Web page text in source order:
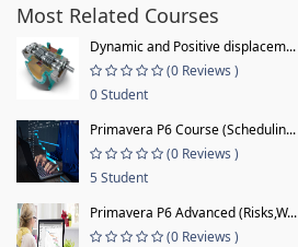
Most Related Courses
Dynamic and Positive displacem...
(0 Reviews )
0 Student
Primavera P6 Course (Schedulin...
(0 Reviews )
5 Student
Primavera P6 Advanced (Risks,W...
(0 Reviews )